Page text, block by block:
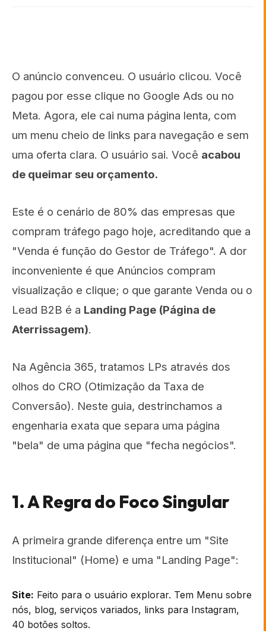
O anúncio convenceu. O usuário clicou. Você
pagou por esse clique no Google Ads ou no
Meta. Agora, ele cai numa página lenta, com
um menu cheio de links para navegação e sem
uma oferta clara. O usuário sai. Você acabou
de queimar seu orçamento.
Este é o cenário de 80% das empresas que
compram tráfego pago hoje, acreditando que a
"Venda é função do Gestor de Tráfego". A dor
inconveniente é que Anúncios compram
visualização e clique; o que garante Venda ou o
Lead B2B é a Landing Page (Página de
Aterrissagem).
Na Agência 365, tratamos LPs através dos
olhos do CRO (Otimização da Taxa de
Conversão). Neste guia, destrinchamos a
engenharia exata que separa uma página
"bela" de uma página que "fecha negócios".
1. A Regra do Foco Singular
A primeira grande diferença entre um "Site
Institucional" (Home) e uma "Landing Page":
Site: Feito para o usuário explorar. Tem Menu sobre
nós, blog, serviços variados, links para Instagram,
40 botões soltos.